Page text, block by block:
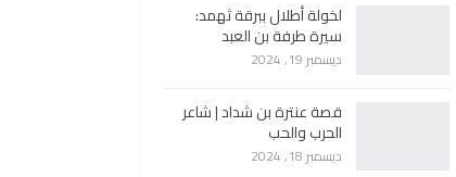
لخولة أطلال ببرقة ثهمد:
سيرة طرفة بن العبد
ديسمبر 19, 2024
قصة عنترة بن شداد | شاعر
الحرب والحب
ديسمبر 18, 2024